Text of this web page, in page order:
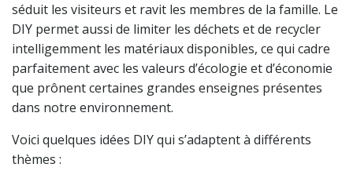
séduit les visiteurs et ravit les membres de la famille. Le
DIY permet aussi de limiter les déchets et de recycler
intelligemment les matériaux disponibles, ce qui cadre
parfaitement avec les valeurs d’écologie et d’économie
que prônent certaines grandes enseignes présentes
dans notre environnement.
Voici quelques idées DIY qui s’adaptent à différents
thèmes :